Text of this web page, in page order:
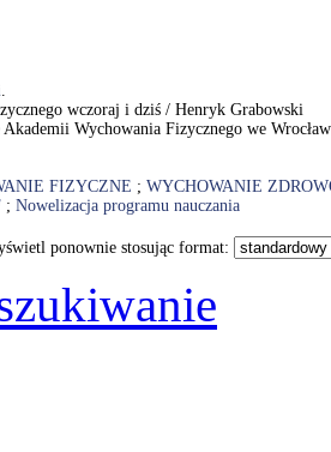
.
wczoraj i dziś / Henryk Grabowski
Wychowania Fizycznego we
FIZYCZNE ; WYCHOWANIE
; Nowelizacja programu nauczania
ponownie stosując format: